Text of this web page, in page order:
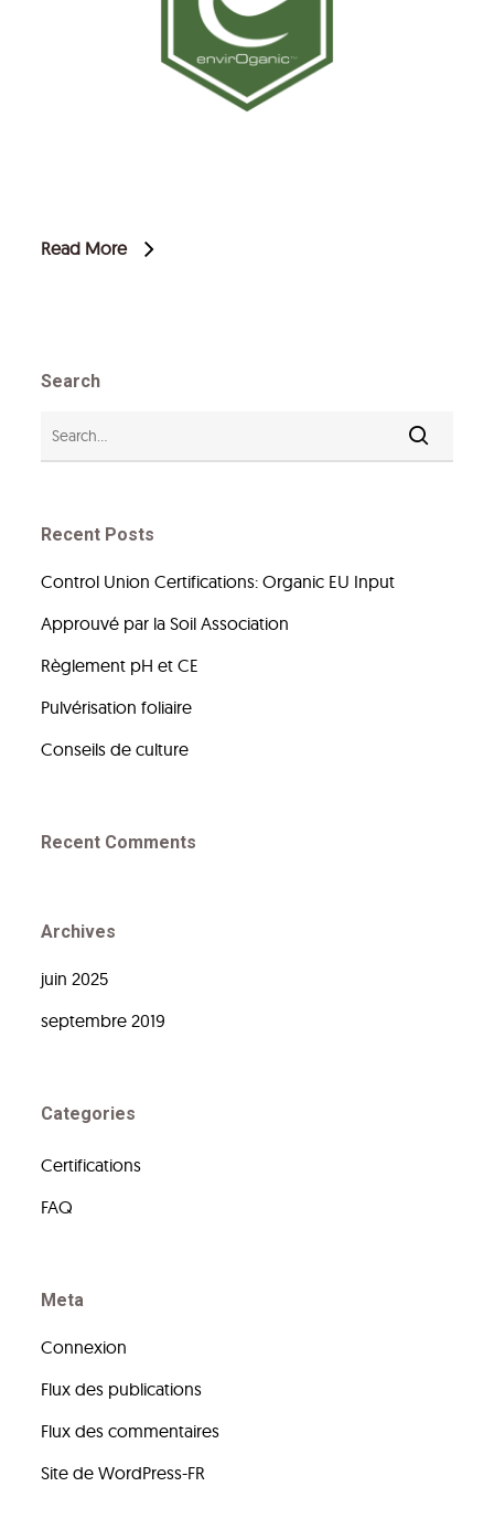
Read More
Search
Recent Posts
Control Union Certifications: Organic EU Input
Approuvé par la Soil Association
Règlement pH et CE
Pulvérisation foliaire
Conseils de culture
Recent Comments
Archives
juin 2025
septembre 2019
Categories
Certifications
FAQ
Meta
Connexion
Flux des publications
Flux des commentaires
Site de WordPress-FR